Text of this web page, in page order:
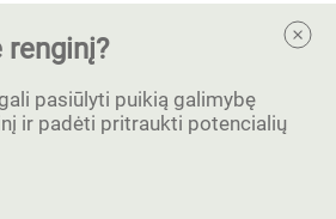
renginį?
pasiūlyti puikią galimybę
ir padėti pritraukti potencialių